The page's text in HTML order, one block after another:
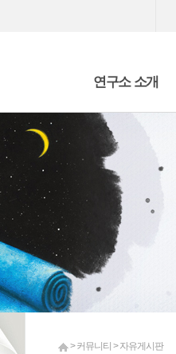
연구소 소개
Who we are
What we are doing
> 커뮤니티 > 자유게시판